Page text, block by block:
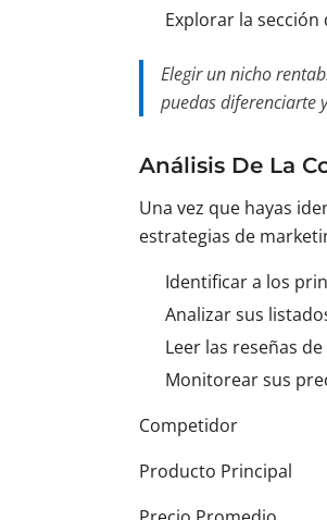
Explorar la
Elegir un nicho
puedas diferenciarte
Análisis De La
Una vez que hayas
estrategias de
Identificar a los
Analizar sus
Leer las reseñas
Monitorear sus
Competidor
Producto Principal